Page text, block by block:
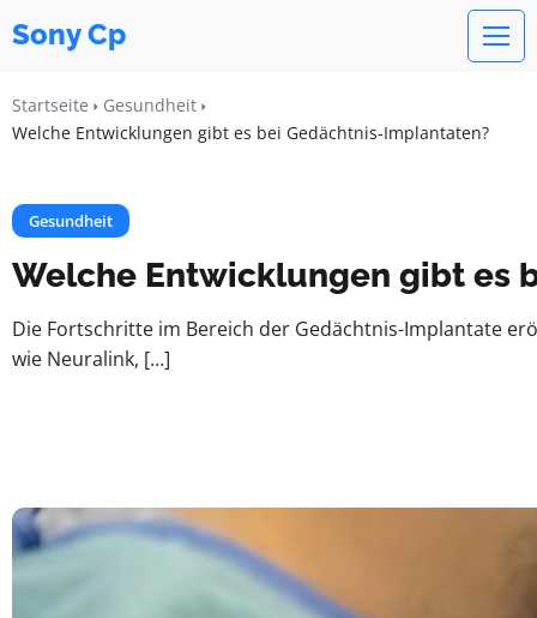
Sony Cp
Startseite
Gesundheit
Welche Entwicklungen gibt es bei Gedächtnis-Implantaten?
Gesundheit
Welche Entwicklungen gibt es
Die Fortschritte im Bereich der Gedächtnis-Implantate
wie Neuralink, […]